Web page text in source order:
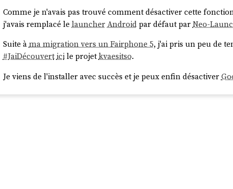
Comme je n'avais pas trouvé comment désactiver cette
j'avais remplacé le launcherAndroidpar défaut parNeo-
Suite àma migration vers un Fairphone 5, j'ai pris un peu de
#JaiDécouvert icile projetkvaesitso.
Je viens de l'installer avec succès et je peux enfin désactiver